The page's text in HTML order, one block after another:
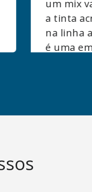
desde
plástica
tudo isso,
crescendo
PINTMAIS – SÃO